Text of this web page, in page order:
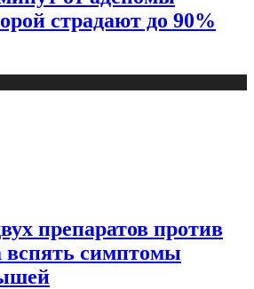
страдают до 90%
препаратов против
вспять симптомы